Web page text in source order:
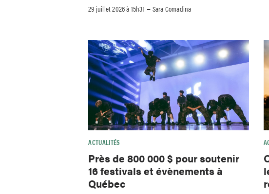
29 juillet 2026 à 15h31 –Sara Comadina
ACTUALITÉS
Près de 800 000 $ pour soutenir
16 festivals et évènements à
Québec